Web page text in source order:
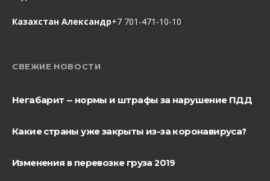
Казахстан Александр+7 701-471-10-10
СВЕЖИЕ НОВОСТИ
Негабарит — нормы и штрафы за нарушение ПДД
Какие страны уже закрыты из-за коронавируса?
Изменения в перевозке груза 2019